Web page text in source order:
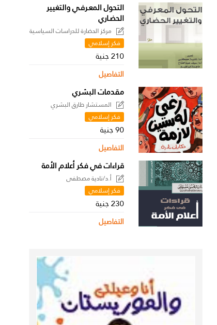
التحول المعـرفـي والتغيير
الحضـاري
مركز الحضارة للدراسات السياسية
فكر إسلامي
210 جنية
التفاصيل
مقدمات البشري
المستشار طارق البشري
فكر إسلامي
90 جنية
التفاصيل
قراءات في فكر أعلام الأمة
أ.د/نادية مصطفى
فكر إسلامي
230 جنية
التفاصيل